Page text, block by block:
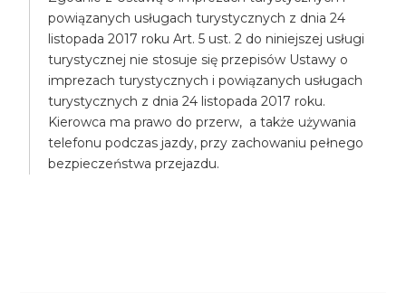
powiązanych usługach turystycznych z dnia 24
listopada 2017 roku Art. 5 ust. 2 do niniejszej usługi
turystycznej nie stosuje się przepisów Ustawy o
imprezach turystycznych i powiązanych usługach
turystycznych z dnia 24 listopada 2017 roku.
Kierowca ma prawo do przerw, a także używania
telefonu podczas jazdy, przy zachowaniu pełnego
bezpieczeństwa przejazdu.